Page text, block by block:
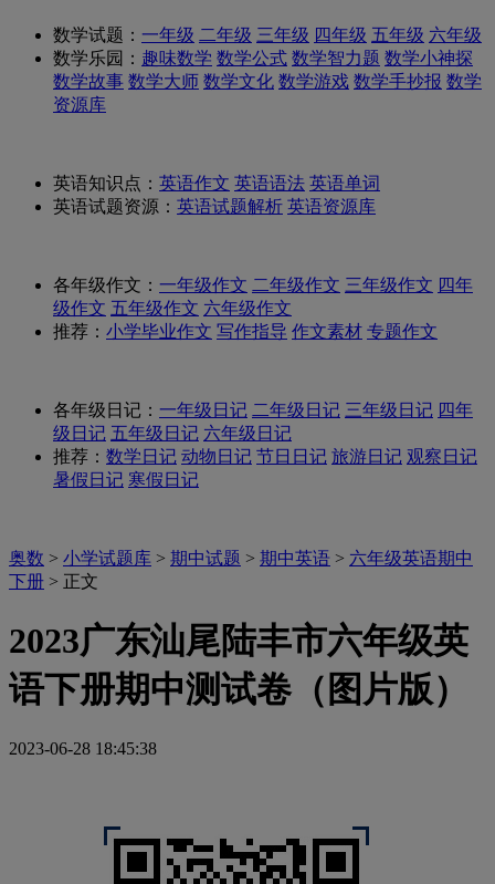
数学试题： 一年级 二年级 三年级 四年级 五年级 六年级
数学乐园： 趣味数学 数学公式 数学智力题 数学小神探
数学故事 数学大师 数学文化 数学游戏 数学手抄报 数学
资源库
英语知识点： 英语作文 英语语法 英语单词
英语试题资源： 英语试题解析 英语资源库
各年级作文： 一年级作文 二年级作文 三年级作文 四年
级作文 五年级作文 六年级作文
推荐： 小学毕业作文 写作指导 作文素材 专题作文
各年级日记： 一年级日记 二年级日记 三年级日记 四年
级日记 五年级日记 六年级日记
推荐： 数学日记 动物日记 节日日记 旅游日记 观察日记
暑假日记 寒假日记
奥数 > 小学试题库 > 期中试题 > 期中英语 > 六年级英语期中
下册 > 正文
2023广东汕尾陆丰市六年级英
语下册期中测试卷（图片版）
2023-06-28 18:45:38